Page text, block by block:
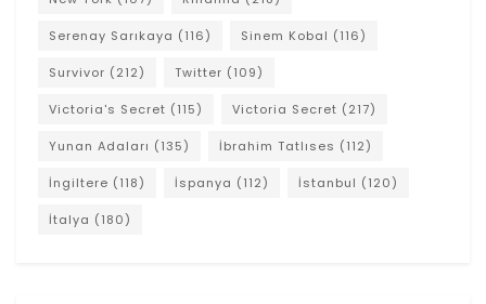
Serenay Sarıkaya (116) Sinem Kobal (116)
Survivor (212) Twitter (109)
Victoria's Secret (115) Victoria Secret (217)
Yunan Adaları (135) İbrahim Tatlıses (112)
İngiltere (118) İspanya (112) İstanbul (120)
İtalya (180)